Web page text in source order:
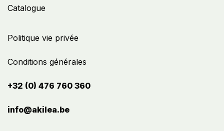
Politique vie privée
Conditions générales
+32 (0) 476 760 360
info@akilea.be​
Catalogue